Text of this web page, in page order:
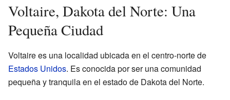
Voltaire, Dakota del Norte: Una
Pequeña Ciudad
Voltaire es una localidad ubicada en el centro-norte de
Estados Unidos. Es conocida por ser una comunidad
pequeña y tranquila en el estado de Dakota del Norte.